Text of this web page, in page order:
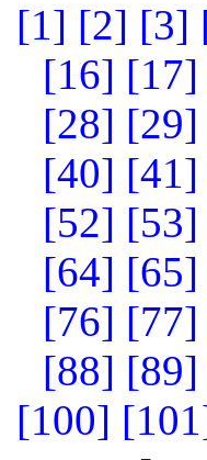
[1] [2] [3]
[16] [17]
[28] [29]
[40] [41]
[52] [53]
[64] [65]
[76] [77]
[88] [89]
[100]